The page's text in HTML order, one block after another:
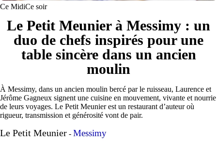
Ce MidiCe soir
Le Petit Meunier à Messimy : un
duo de chefs inspirés pour une
table sincère dans un ancien
moulin
À Messimy, dans un ancien moulin bercé par le ruisseau, Laurence et
Jérôme Gagneux signent une cuisine en mouvement, vivante et nourrie
de leurs voyages. Le Petit Meunier est un restaurant d’auteur où
rigueur, transmission et générosité vont de pair.
Le Petit Meunier - Messimy